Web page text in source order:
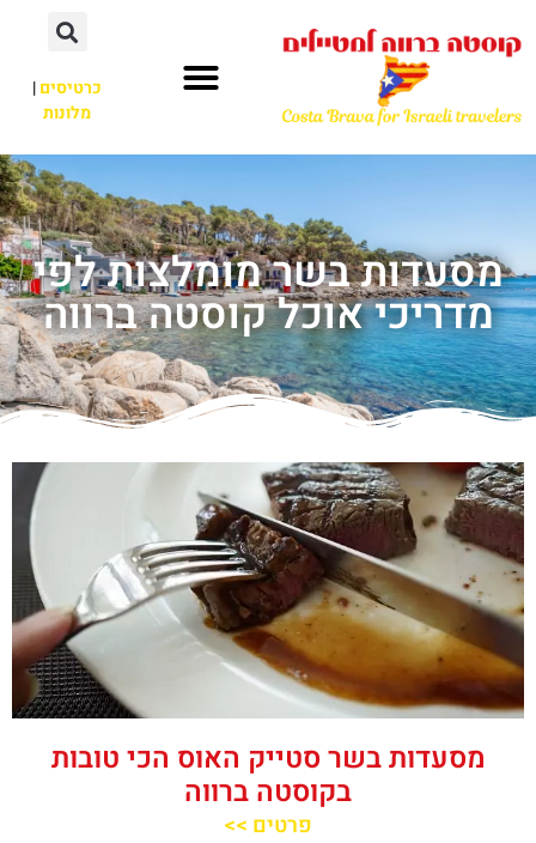
כרטיסים|
מלונות
מסעדות בשר מומלצות לפי
מדריכי אוכל קוסטה ברווה
מסעדות בשר סטייק האוס הכי טובות
בקוסטה ברווה
פרטים >>